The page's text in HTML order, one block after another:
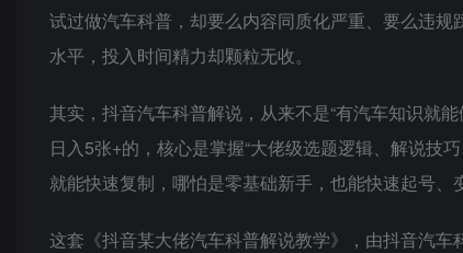
试过做汽车科普，却要么内容同质化严重、要么违
水平，投入时间精力却颗粒无收。
其实，抖音汽车科普解说，从来不是“有汽车知识就
日入5张+的，核心是掌握“大佬级选题逻辑、解说技
就能快速复制，哪怕是零基础新手，也能快速起号、
这套《抖音某大佬汽车科普解说教学》，由抖音汽